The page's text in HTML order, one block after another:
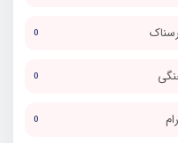
0
0
0